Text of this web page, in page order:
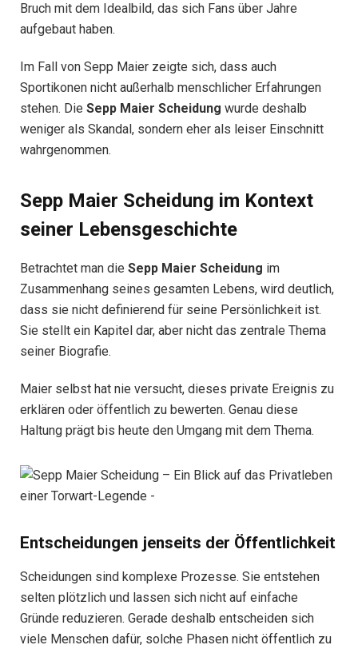
Bruch mit dem Idealbild, das sich Fans über Jahre
aufgebaut haben.
Im Fall von Sepp Maier zeigte sich, dass auch
Sportikonen nicht außerhalb menschlicher Erfahrungen
stehen. Die Sepp Maier Scheidung wurde deshalb
weniger als Skandal, sondern eher als leiser Einschnitt
wahrgenommen.
Sepp Maier Scheidung im Kontext
seiner Lebensgeschichte
Betrachtet man die Sepp Maier Scheidung im
Zusammenhang seines gesamten Lebens, wird deutlich,
dass sie nicht definierend für seine Persönlichkeit ist.
Sie stellt ein Kapitel dar, aber nicht das zentrale Thema
seiner Biografie.
Maier selbst hat nie versucht, dieses private Ereignis zu
erklären oder öffentlich zu bewerten. Genau diese
Haltung prägt bis heute den Umgang mit dem Thema.
Entscheidungen jenseits der Öffentlichkeit
Scheidungen sind komplexe Prozesse. Sie entstehen
selten plötzlich und lassen sich nicht auf einfache
Gründe reduzieren. Gerade deshalb entscheiden sich
viele Menschen dafür, solche Phasen nicht öffentlich zu